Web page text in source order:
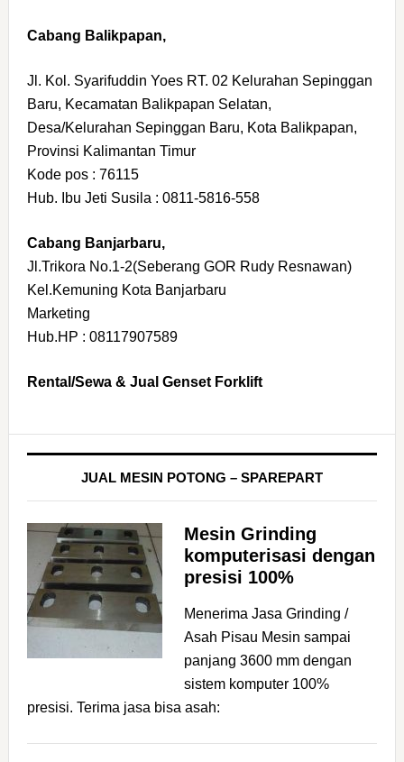
Cabang Balikpapan,
Jl. Kol. Syarifuddin Yoes RT. 02 Kelurahan Sepinggan
Baru, Kecamatan Balikpapan Selatan,
Desa/Kelurahan Sepinggan Baru, Kota Balikpapan,
Provinsi Kalimantan Timur
Kode pos : 76115
Hub. Ibu Jeti Susila : 0811-5816-558
Cabang Banjarbaru,
Jl.Trikora No.1-2(Seberang GOR Rudy Resnawan)
Kel.Kemuning Kota Banjarbaru
Marketing
Hub.HP : 08117907589
Rental/Sewa & Jual Genset Forklift
JUAL MESIN POTONG – SPAREPART
Mesin Grinding
komputerisasi dengan
presisi 100%
Menerima Jasa Grinding /
Asah Pisau Mesin sampai
panjang 3600 mm dengan
sistem komputer 100%
presisi. Terima jasa bisa asah: